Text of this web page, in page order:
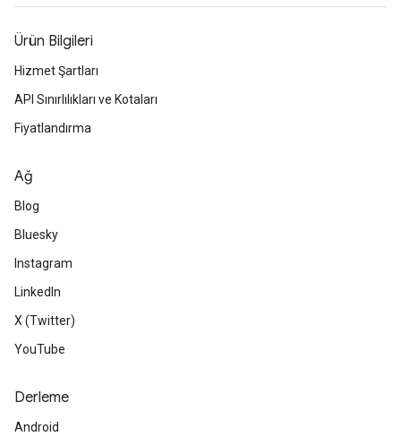
Ürün Bilgileri
Hizmet Şartları
API Sınırlılıkları ve Kotaları
Fiyatlandırma
Ağ
Blog
Bluesky
Instagram
LinkedIn
X (Twitter)
YouTube
Derleme
Android